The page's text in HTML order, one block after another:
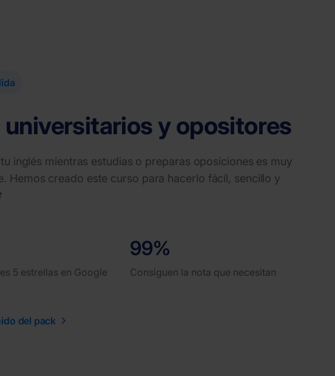
universitarios y opositores
inglés mientras estudias o preparas oposiciones es muy
Hemos creado este curso para hacerlo fácil, sencillo y
5 estrellas en Google
99%
Consiguen la nota que necesitan
del pack